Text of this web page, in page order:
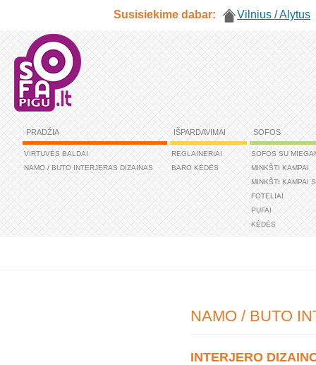
Susisiekime dabar: Vilnius / Alytus
PRADŽIA
VIRTUVĖS BALDAI
NAMO / BUTO INTERJERAS DIZAINAS
IŠPARDAVIMAI
REGLAINERIAI
BARO KĖDĖS
SOFOS
SOFOS SU
MINKŠTI KAMPAI
MINKŠTI KAMPAI
FOTELIAI
PUFAI
KĖDĖS
NAMO / BUTO
INTERJERO